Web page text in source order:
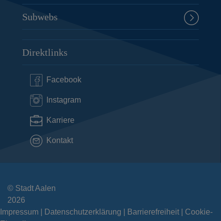
Subwebs
Direktlinks
Facebook
Instagram
Karriere
Kontakt
© Stadt Aalen
2026
Impressum
Datenschutzerklärung Barrierefreiheit
Cookie-